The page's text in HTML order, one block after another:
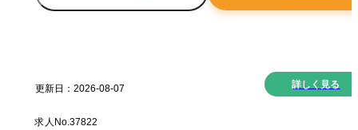
更新日： 2026-08-07
求人No.37822
詳しく見る